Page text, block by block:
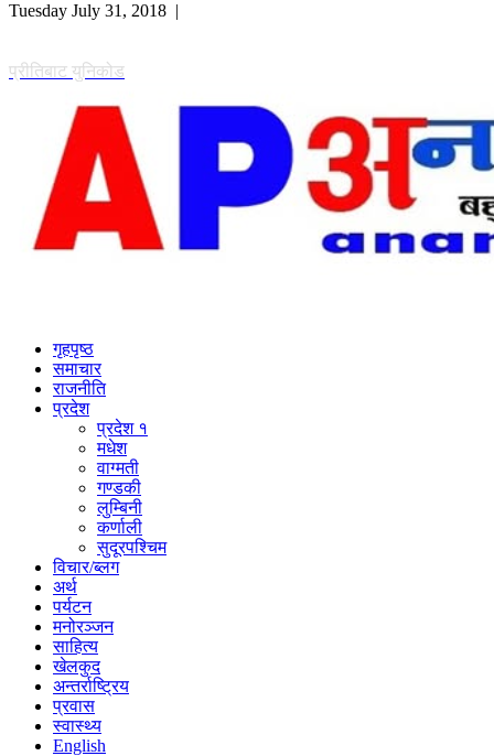
Tuesday July 31, 2018 |
प्रीतिबाट युनिकोड
गृहपृष्ठ
समाचार
राजनीति
प्रदेश
प्रदेश १
मधेश
वाग्मती
गण्डकी
लुम्बिनी
कर्णाली
सुदूरपश्चिम
विचार/ब्लग
अर्थ
पर्यटन
मनोरञ्जन
साहित्य
खेलकुद
अन्तर्राष्ट्रिय
प्रवास
स्वास्थ्य
English